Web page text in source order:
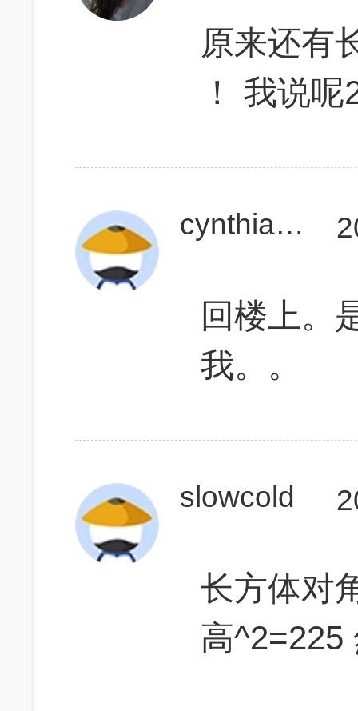
原来还有
！ 我说
cynthia92
回楼上。
我。。
slowcold
长方体对
高^2=225